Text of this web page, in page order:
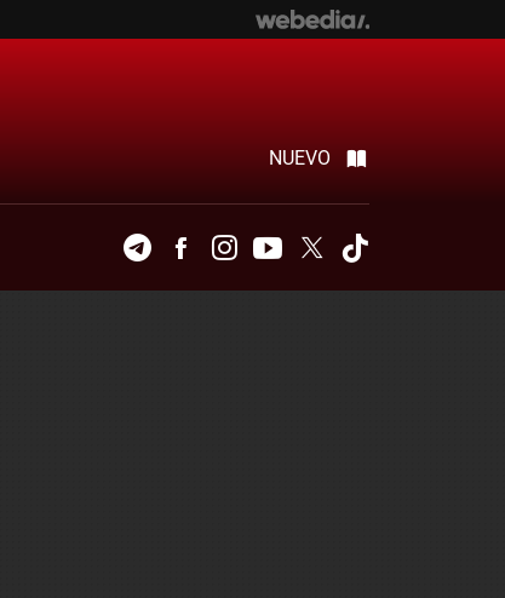
NUEVO
TelegramFacebookInstagramYoutubeTwitter